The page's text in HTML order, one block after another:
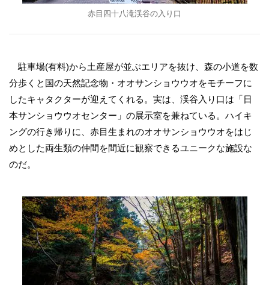
赤目四十八滝渓谷の入り口
駐車場(有料)から土産屋が並ぶエリアを抜け、森の小道を数
分歩くと国の天然記念物・オオサンショウウオをモチーフに
したキャタクターが迎えてくれる。実は、渓谷入り口は「日
本サンショウウオセンター」の展示室を兼ねている。ハイキ
ングの行き帰りに、赤目生まれのオオサンショウウオをはじ
めとした両生類の仲間を間近に観察できるユニークな施設な
のだ。